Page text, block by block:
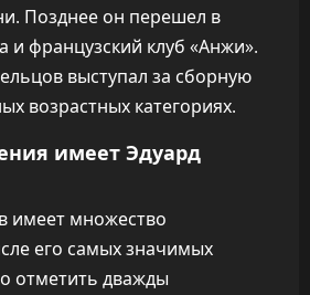
Позднее он перешел в
и французский клуб «Анжи».
выступал за сборную
возрастных категориях.
имеет Эдуард
имеет множество
его самых значимых
отметить дважды